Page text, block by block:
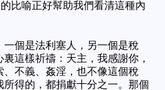
比喻正好幫助我們看清這種內
一個是法利塞人，另一個是稅
這樣祈禱：天主，我感謝你，
、不義、姦淫，也不像這個稅
得的，都捐獻十分之一。那個